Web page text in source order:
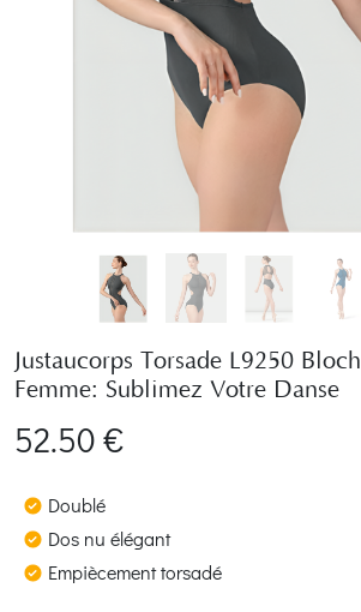
Justaucorps Torsade L9250 Bloch
Femme: Sublimez Votre Danse
52.50 €
Doublé
Dos nu élégant
Empiècement torsadé